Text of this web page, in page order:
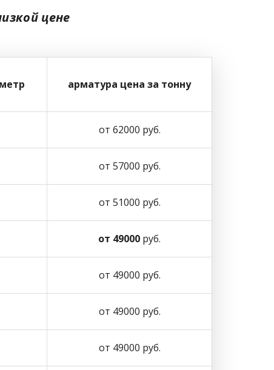
цене
арматура цена за тонну
от 62000 руб.
от 57000 руб.
от 51000 руб.
от 49000 руб.
от 49000 руб.
от 49000 руб.
от 49000 руб.